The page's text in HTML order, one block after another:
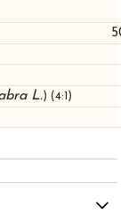
L.) (4:1)